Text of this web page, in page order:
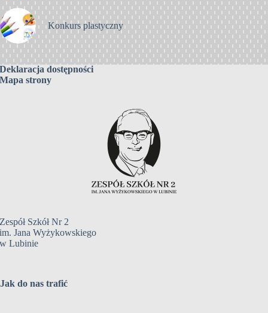
Konkurs plastyczny
Deklaracja dostępności
Mapa strony
Zespół Szkół Nr 2
im. Jana Wyżykowskiego
w Lubinie
Jak do nas trafić